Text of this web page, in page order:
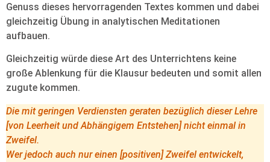
Genuss dieses hervorragenden Textes kommen und dabei
gleichzeitig Übung in analytischen Meditationen
aufbauen.
Gleichzeitig würde diese Art des Unterrichtens keine
große Ablenkung für die Klausur bedeuten und somit allen
zugute kommen.
Die mit geringen Verdiensten geraten bezüglich dieser Lehre
[von Leerheit und Abhängigem Entstehen] nicht einmal in
Zweifel.
Wer jedoch auch nur einen [positiven] Zweifel entwickelt,